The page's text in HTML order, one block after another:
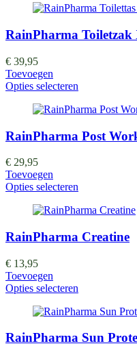
RainPharma
€ 39,95
Toevoegen
Opties selecteren
RainPharma Post
€ 29,95
Toevoegen
Opties selecteren
RainPharma Creatine
€ 13,95
Toevoegen
Opties selecteren
RainPharma Sun